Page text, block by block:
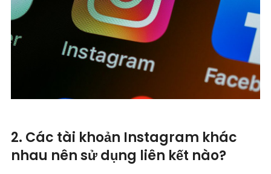
2. Các tài khoản Instagram khác
nhau nên sử dụng liên kết nào?